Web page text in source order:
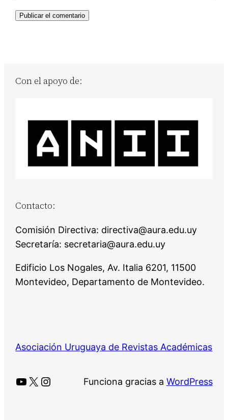
Con el apoyo de:
Contacto:
Comisión Directiva: directiva@aura.edu.uy
Secretaría: secretaria@aura.edu.uy
Edificio Los Nogales, Av. Italia 6201, 11500
Montevideo, Departamento de Montevideo.
Asociación Uruguaya de Revistas Académicas
YouTube
X InstagramFunciona gracias a WordPress